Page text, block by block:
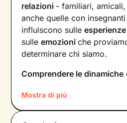
relazioni - familiari,
anche quelle con
influiscono sulle
sulleemozioniche
determinare chi siamo.
Comprendere le dinamiche
fondamentale per poter
vedere tutto il tuo mondo
Mostra di più